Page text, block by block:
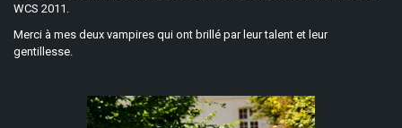
WCS 2011.
Merci à mes deux vampires qui ont brillé par leur talent et leur
gentillesse.